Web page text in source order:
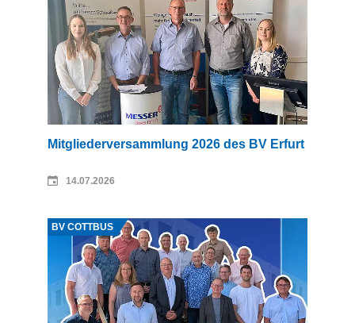
Mitgliederversammlung 2026 des BV Erfurt
14.07.2026
BV COTTBUS
Quelle: Dipl.-Ing. Alexander Kloshek